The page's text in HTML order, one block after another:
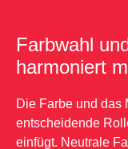
Farbwahl
harmoniert
Die Farbe und das
entscheidende
einfügt. Neutrale